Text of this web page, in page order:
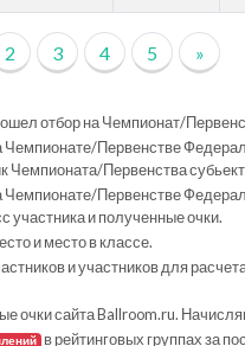
2 3 4 5 »
отбор на Чемпионат/
Чемпионате/Первенстве
Чемпионата/Первенства
Чемпионате/Первенстве
участника и полученные очки.
и место в классе.
и участников для
очки сайта Ballroom.ru.
в рейтинговых группах за